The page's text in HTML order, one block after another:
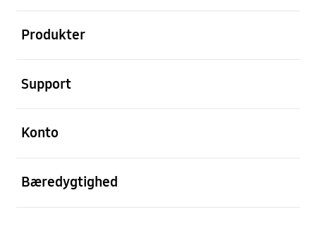
Produkter
Support
Konto
Bæredygtighed